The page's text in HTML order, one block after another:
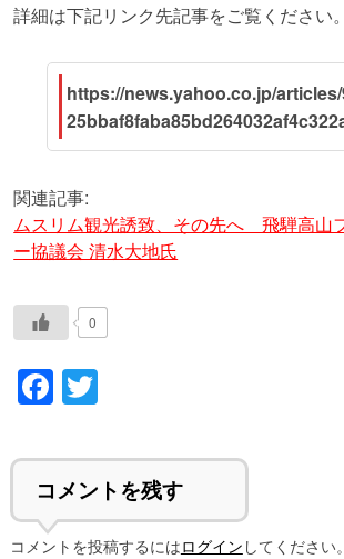
詳細は下記リンク先記事をご覧ください。
https://news.yahoo.co.jp/
関連記事:
ムスリム観光誘致、その先へ 飛騨高山
ー協議会 清水大地氏
0
Facebook
コメントを残す
コメントを投稿するにはログインしてください。